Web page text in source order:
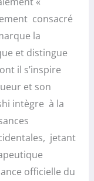
consacré
la
et distingue
il s’inspire
et son
intègre à la
jetant
officielle du